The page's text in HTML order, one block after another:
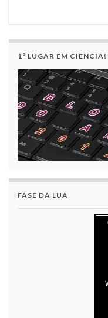
1º LUGAR EM CIÊNCIA!
FASE DA LUA